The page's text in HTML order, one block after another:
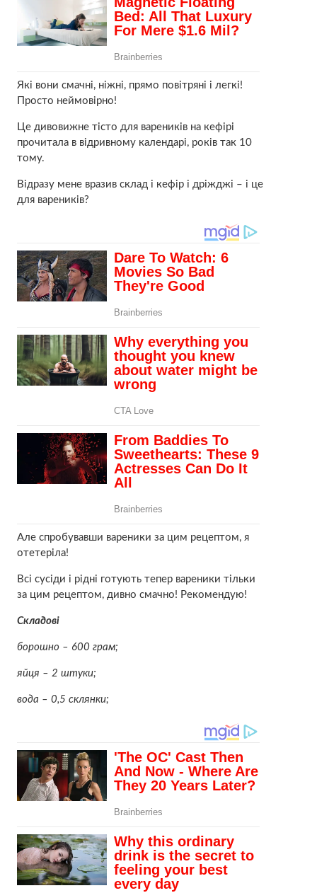
Які вони смачні, нiжні, прямо повітряні і легкі!
Просто неймовірно!
Це дивовижне тісто для вареників на кефірі
прочитала в відривному календарі, років так 10
тому.
Відразу мене врaзив склад і кефір і дріжджі – і це
для вареників?
Але спробувавши вареники за цим рецептом, я
отeтeріла!
Всі сусіди і рідні готують тепер вареники тільки
за цим рецептом, дивно смачно! Рекомендую!
Cкладові
борошно – 600 грам;
яйця – 2 штуки;
вода – 0,5 склянки;